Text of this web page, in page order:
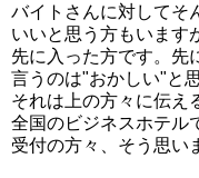
バイトさんに対してそ
いいと思う方もいます
先に入った方です。先
言うのは"おかしい"と
それは上の方々に伝え
全国のビジネスホテル
受付の方々、そう思い